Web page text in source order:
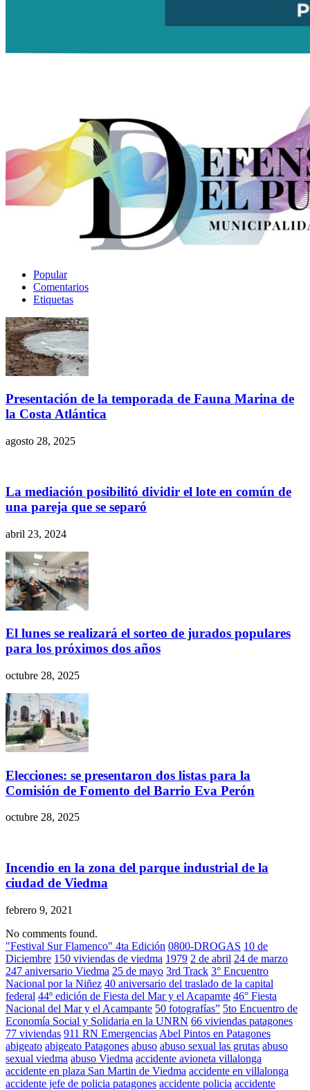
Popular
Comentarios
Etiquetas
Presentación de la temporada de Fauna Marina de
la Costa Atlántica
agosto 28, 2025
La mediación posibilitó dividir el lote en común de
una pareja que se separó
abril 23, 2024
El lunes se realizará el sorteo de jurados populares
para los próximos dos años
octubre 28, 2025
Elecciones: se presentaron dos listas para la
Comisión de Fomento del Barrio Eva Perón
octubre 28, 2025
Incendio en la zona del parque industrial de la
ciudad de Viedma
febrero 9, 2021
No comments found.
"Festival Sur Flamenco" 4ta Edición 0800-DROGAS 10 de
Diciembre 150 viviendas de viedma 1979 2 de abril 24 de marzo
247 aniversario Viedma 25 de mayo 3rd Track 3° Encuentro
Nacional por la Niñez 40 aniversario del traslado de la capital
federal 44º edición de Fiesta del Mar y el Acapamte 46° Fiesta
Nacional del Mar y el Acampante 50 fotografías” 5to Encuentro de
Economía Social y Solidaria en la UNRN 66 viviendas patagones
77 viviendas 911 RN Emergencias Abel Pintos en Patagones
abigeato abigeato Patagones abuso abuso sexual las grutas abuso
sexual viedma abuso Viedma accidente avioneta villalonga
accidente en plaza San Martin de Viedma accidente en villalonga
accidente jefe de policia patagones accidente policia accidente